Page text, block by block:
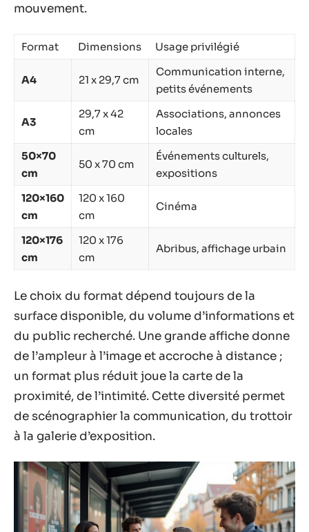
mouvement.
Format Dimensions Usage privilégié
A4 21 x 29,7 cm
Communication interne,
petits événements
A3
29,7 x 42
cm
Associations, annonces
locales
50×70
cm
50 x 70 cm
Événements culturels,
expositions
120×160
cm
120 x 160
cm
Cinéma
120×176
cm
120 x 176
cm
Abribus, affichage urbain
Le choix du format dépend toujours de la
surface disponible, du volume d’informations et
du public recherché. Une grande affiche donne
de l’ampleur à l’image et accroche à distance ;
un format plus réduit joue la carte de la
proximité, de l’intimité. Cette diversité permet
de scénographier la communication, du trottoir
à la galerie d’exposition.